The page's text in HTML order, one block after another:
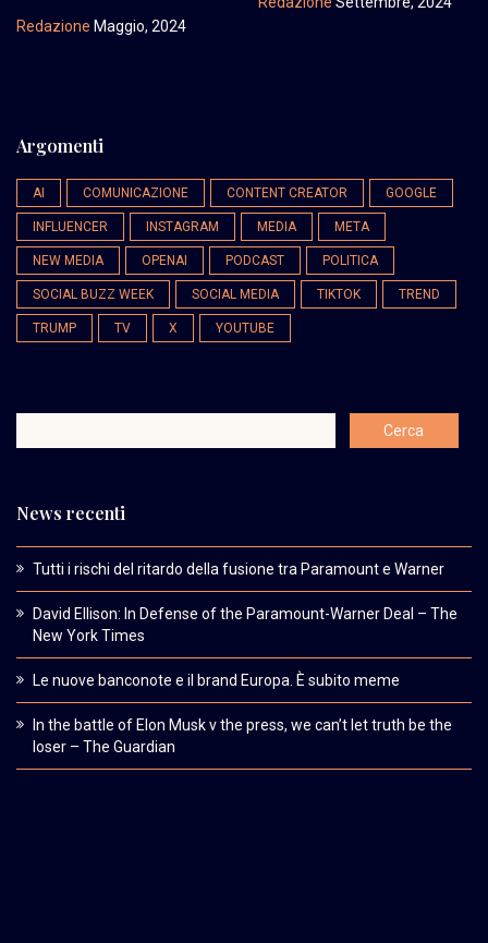
Redazione Maggio, 2024
Argomenti
AI COMUNICAZIONE CONTENT CREATOR GOOGLE
INFLUENCER INSTAGRAM MEDIA META
NEW MEDIA OPENAI PODCAST POLITICA
SOCIAL BUZZ WEEK SOCIAL MEDIA TIKTOK TREND
TRUMP TV X YOUTUBE
News recenti
Tutti i rischi del ritardo della fusione tra Paramount e Warner
David Ellison: In Defense of the Paramount-Warner Deal – The
New York Times
Le nuove banconote e il brand Europa. È subito meme
In the battle of Elon Musk v the press, we can’t let truth be the
loser – The Guardian